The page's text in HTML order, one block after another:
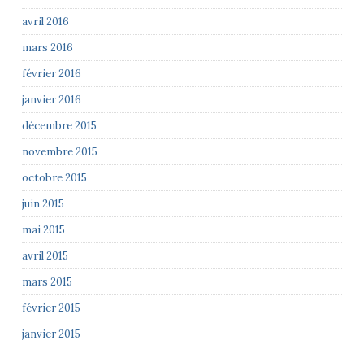
avril 2016
mars 2016
février 2016
janvier 2016
décembre 2015
novembre 2015
octobre 2015
juin 2015
mai 2015
avril 2015
mars 2015
février 2015
janvier 2015